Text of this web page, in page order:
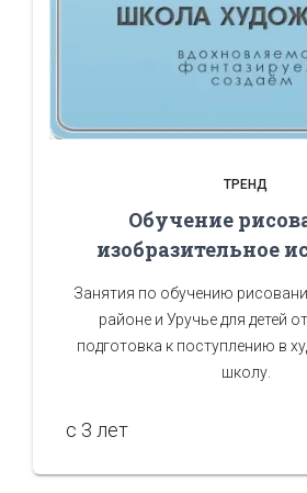
ТРЕНД
Обучение
изобразительное
Занятия по обучению
районе и Уручье для детей
подготовка к поступлению в
школу.
c 3 лет